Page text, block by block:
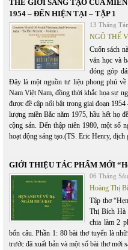
THẾ GIỚI SÁNG TẠO CỦA
1954 – ĐẾN HIỆN TẠI – TẬP 1
13 Tháng
NGÔ THẾ
Cuốn sách
văn học và
đóng góp
Đây là một nguồn tư liệu phong phú
Nam Việt Nam, đồng thời khắc họa sự
được đề cập nổi bật trong giai đoạn
lượng miền Bắc năm 1975, hầu hết họ
cộng sản. Đến thập niên 1980, một số
hoạt động sáng tạo.(TS. Eric Henry, dịch
GIỚI THIỆU TÁC PHẨM MỚI
06 Tháng
Hoàng Thị
Tập thơ
Thị Bích Hà
chia làm 2
bốn câu. Phần 1: 80 bài thơ tuyển là
trước đã xuất bản và một số bài thơ mới